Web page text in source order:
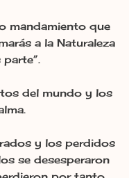
mandamiento que
a la Naturaleza
del mundo y los
y los perdidos
se desesperaron